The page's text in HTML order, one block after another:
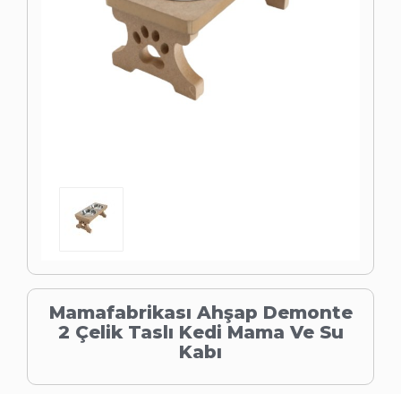
Mamafabrikası Ahşap Demonte
2 Çelik Taslı Kedi Mama Ve Su
Kabı